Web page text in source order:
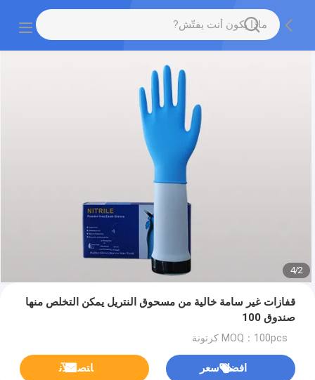
2
/
4
قفازات غير سامة خالية من مسحوق النتريل يمكن التخلص منها
صندوق 100
MOQ：100pcs كرتونة
افضل سعر ﺎﺘﺼﻟ ﺍﻶﻧ